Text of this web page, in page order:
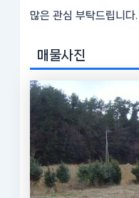
많은 관심 부탁드립니다.
매물사진